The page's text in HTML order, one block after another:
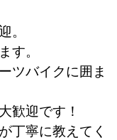
。
す。
ツバイクに囲ま
歓迎です！
丁寧に教えてく